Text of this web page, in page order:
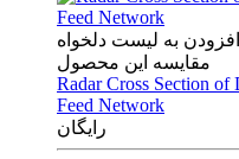
افزودن به لیست دلخواه
مقایسه این محصول
Radar Cross Section of
Feed Network
رایگان